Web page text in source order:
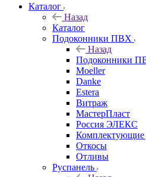
Каталог
Назад
Каталог
Подоконники ПВХ
Назад
Подоконники
Moeller
Danke
Estera
Витраж
МастерПласт
Россия ЭЛЕКС
Комплектующие
Откосы
Отливы
Руспанель